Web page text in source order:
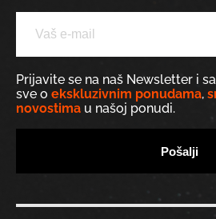
Prijavite se na naš Newsletter i
sve o ekskluzivnim ponudama,
novostima u našoj ponudi.